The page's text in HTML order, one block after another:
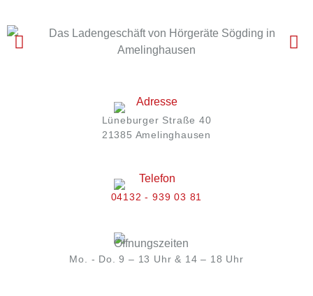
Lüneburger Straße 40
21385 Amelinghausen
04132 - 939 03 81
Mo. - Do. 9 – 13 Uhr & 14 – 18 Uhr